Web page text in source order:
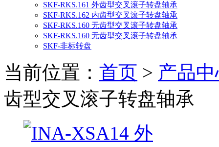
SKF-RKS.161 外齿型交叉滚子转盘轴承
SKF-RKS.162 内齿型交叉滚子转盘轴承
SKF-RKS.160 无齿型交叉滚子转盘轴承
SKF-RKS.160 无齿型交叉滚子转盘轴承
SKF-非标转盘
当前位置： 首页 > 产品
齿型交叉滚子转盘轴承